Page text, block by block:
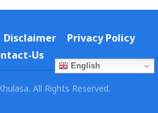
Disclaimer
Privacy Policy
Us
English
All Rights Reserved.